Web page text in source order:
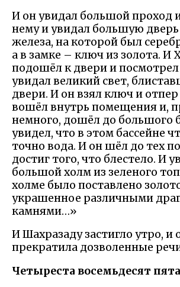
И он увидал большой проход
нему и увидал большую дверь
железа, на которой был
а в замке – ключ из золота. И
подошёл к двери и
увидал великий свет,
двери. И он взял ключ и
вошёл внутрь помещения и,
немного, дошёл до большого
увидел, что в этом бассейне
точно вода. И он шёл до тех
достиг того, что блестело. И
большой холм из зеленого
холме было поставлено
украшенное различными
камнями…»
И Шахразаду застигло утро, и
прекратила дозволенные
Четыреста восемьдесят